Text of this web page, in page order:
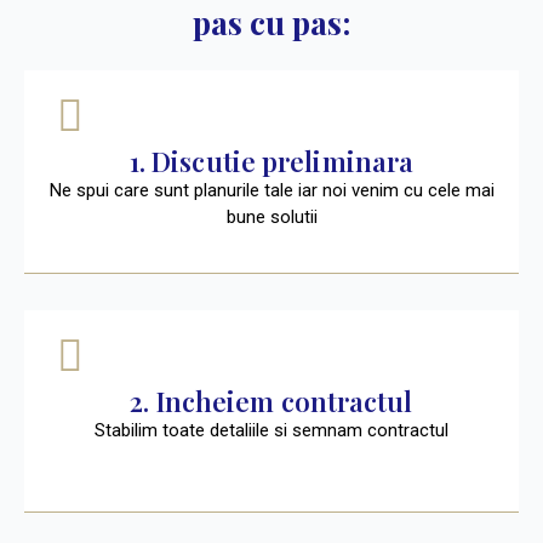
pas cu pas:
1. Discutie preliminara
Ne spui care sunt planurile tale iar noi venim cu cele mai
bune solutii
2. Incheiem contractul
Stabilim toate detaliile si semnam contractul